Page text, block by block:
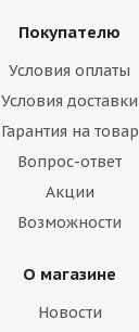
Покупателю
Условия оплаты
Условия доставки
Гарантия на товар
Вопрос-ответ
Акции
Возможности
О магазине
Новости